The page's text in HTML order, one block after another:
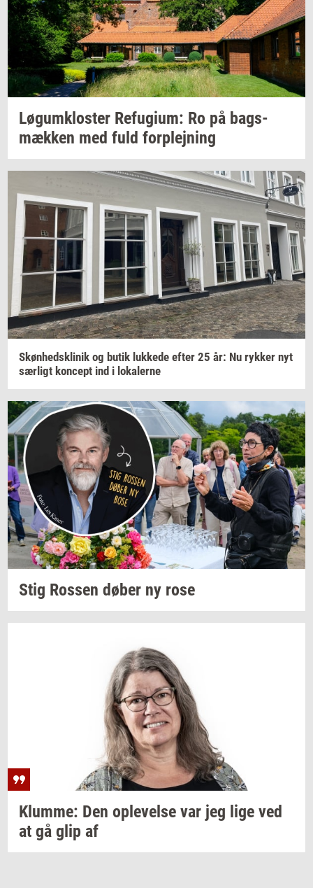
Løgum­klo­ster Re­fu­gi­um: Ro på bags­
mæk­ken med fuld for­plej­ning
Skøn­heds­kli­nik og butik luk­ke­de efter 25 år: Nu ryk­ker nyt
sær­ligt kon­cept ind i lo­ka­ler­ne
Stig Ros­sen døber ny rose
Klum­me: Den op­le­vel­se var jeg lige ved
at gå glip af